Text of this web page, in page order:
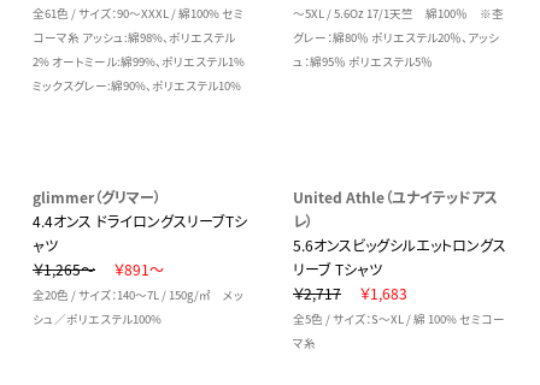
全61色 / サイズ：90～XXXL / 綿100% セミ
コーマ糸 アッシュ:綿98%、ポリエステル
2% オートミール:綿99%、ポリエステル1%
ミックスグレー:綿90%、ポリエステル10%
～5XL / 5.6Oz 17/1天竺 綿100％ ※杢
グレー：綿80％ ポリエステル20％、アッシ
ュ：綿95％ ポリエステル5％
glimmer（グリマー）
4.4オンス ドライロングスリーブTシ
ャツ
￥1,265～
￥891～
全20色 / サイズ：140～7L / 150g/㎡ メッ
シュ／ポリエステル100%
United Athle（ユナイテッドアス
レ）
5.6オンスビッグシルエットロングス
リーブ Tシャツ
￥2,717
￥1,683
全5色 / サイズ：S～XL / 綿 100% セミコー
マ糸